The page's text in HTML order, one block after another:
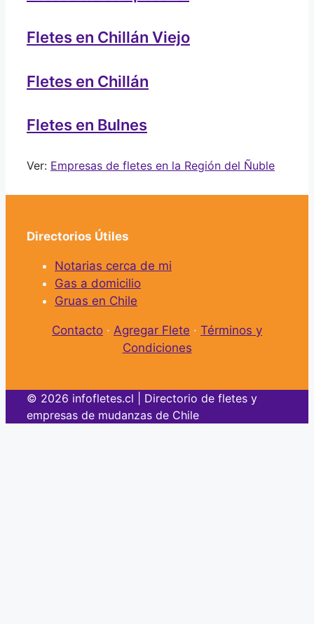
Fletes en Chillán Viejo
Fletes en Chillán
Fletes en Bulnes
Ver: Empresas de fletes en la Región del Ñuble
Directorios Útiles
Notarias cerca de mi
Gas a domicilio
Gruas en Chile
Contacto · Agregar Flete · Términos y
Condiciones
© 2026 infofletes.cl | Directorio de fletes y
empresas de mudanzas de Chile